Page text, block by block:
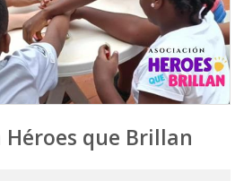
que Brillan